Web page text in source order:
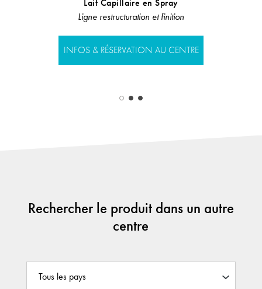
Lait Capillaire en Spray
Ligne restructuration et finition
INFOS & RÉSERVATION AU CENTRE
Rechercher le produit dans un autre
centre